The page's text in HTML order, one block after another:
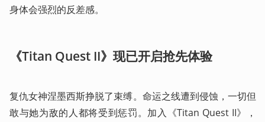
身体会强烈的反差感。
《Titan Quest II》现已开启抢先体验
复仇女神涅墨西斯挣脱了束缚。命运之线遭到侵蚀，一切但
敢与她为敌的人都将受到惩罚。加入《Titan Quest II》，